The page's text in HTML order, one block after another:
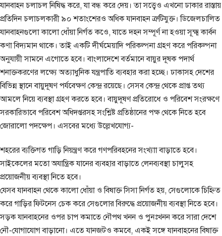
যানবাহন চলাচল নিষিদ্ধ করে, যা বন্ধ করে দেয়। তা সত্ত্বেও এখনো ঢাকার রাস্তায়
প্রতিদিন চলাচলকারী ৯০ শতাংশেরও অধিক যানবাহন ত্রুটিযুক্ত। ডিজেলচালিত
যানবাহনগুলো কালো ধোঁয়া নির্গত কওে, যাতে দহন সম্পূর্ণ না হওয়া সূক্ষ্ম কার্বন
কণা বিদ্যমান থাকে। তাই একটি দীর্ঘমেয়াদি পরিকল্পনা গ্রহণ করে পরিকল্পনা
অনুযায়ী সামনে এগোতে হবে। বাংলাদেশে বর্তমানে বায়ুর দূষক পদার্থ
শনাক্তকরণের লক্ষ্যে অত্যাধুনিক যন্ত্রপাতি ব্যবহার করা হচ্ছে। ঢাকাসহ দেশের
বিভিন্ন স্থানে বায়ুদূষণ পর্যবেক্ষণ কেন্দ্র রয়েছে। সেসব কেন্দ্র থেকে প্রাপ্ত তথ্য
আমলে নিয়ে ব্যবস্থা গ্রহণ করতে হবে। বায়ুদূষণ প্রতিরোধে ও পরিবেশ সংরক্ষণে
সরকারিভাবে পরিবেশ অধিদপ্তরসহ সংশ্লিষ্ট প্রতিষ্ঠানের পক্ষ থেকে নিতে হবে
জোরালো পদক্ষেপ। এসবের মধ্যে উল্লেখযোগ্য-
শহরের ব্যক্তিগত গাড়ি নিয়ন্ত্রণ করে গণপরিবহনের সংখ্যাা বাড়াতে হবে।
সাইকেলের মতো অযান্ত্রিক যানের ব্যবহার বাড়াতে লেনব্যবস্থা চালুসহ
প্রয়োজনীয় ব্যবস্থা নিতে হবে।
যেসব যানবাহন থেকে কালো ধোঁয়া ও বিষাক্ত সিসা নির্গত হয়, সেগুলোকে চিহ্নিত
করে গাড়ির ফিটনেস চেক করে সেগুলোর বিরুদ্ধে প্রয়োজনীয় ব্যবস্থা নিতে হবে।
সড়ক যানবাহনের ওপর চাপ কমাতে নৌপথ খনন ও পুনঃখনন করে সারা দেশে
নৌ-যোগাযোগ বাড়ানো। এতে যানজটও কমবে, একই সঙ্গে যানবাহনের বিষাক্ত